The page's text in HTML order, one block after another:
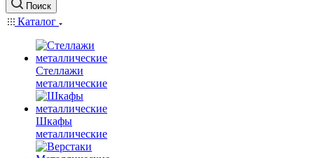
Поиск
Каталог
Стеллажи
металлические
Шкафы
металлические